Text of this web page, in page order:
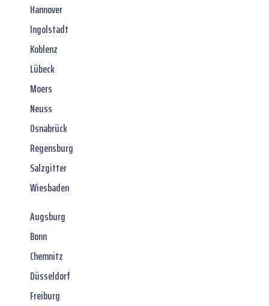
Hannover
Ingolstadt
Koblenz
Lübeck
Moers
Neuss
Osnabrück
Regensburg
Salzgitter
Wiesbaden
Augsburg
Bonn
Chemnitz
Düsseldorf
Freiburg